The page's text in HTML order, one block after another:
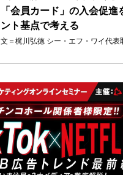
「会員カード」の入会促進
ント基点で考える
文＝梶川弘徳 シー・エフ・ワイ代表